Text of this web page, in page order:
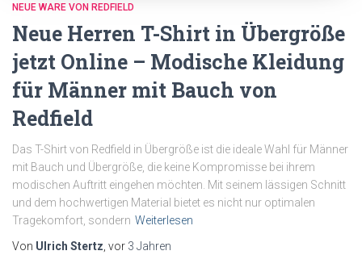
NEUE WARE VON REDFIELD
Neue Herren T-Shirt in Übergröße
jetzt Online – Modische Kleidung
für Männer mit Bauch von
Redfield
Das T-Shirt von Redfield in Übergröße ist die ideale Wahl für Männer
mit Bauch und Übergröße, die keine Kompromisse bei ihrem
modischen Auftritt eingehen möchten. Mit seinem lässigen Schnitt
und dem hochwertigen Material bietet es nicht nur optimalen
Tragekomfort, sondern Weiterlesen
Von Ulrich Stertz, vor 3 Jahren